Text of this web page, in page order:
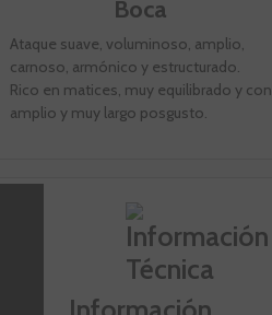
Boca
Ataque suave, voluminoso, amplio,
carnoso, armónico y estructurado.
Rico en matices, muy equilibrado y con
amplio y muy largo posgusto.